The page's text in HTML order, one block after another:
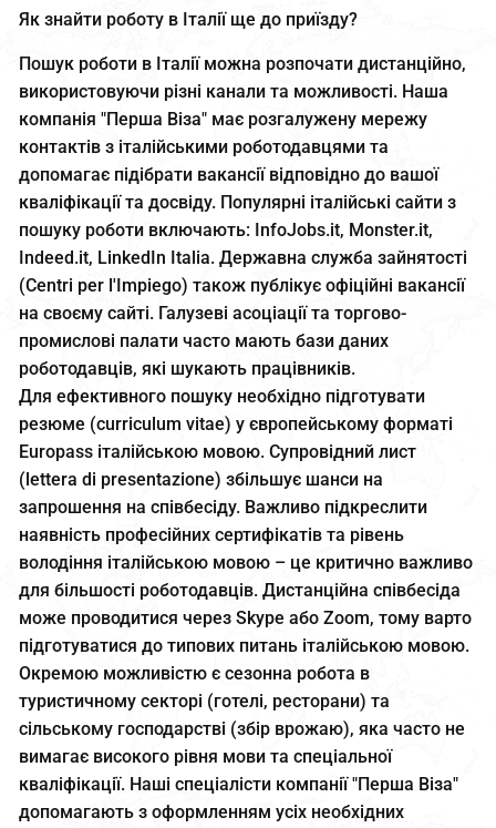
Як знайти роботу в Італії ще до приїзду?
Пошук роботи в Італії можна розпочати дистанційно,
використовуючи різні канали та можливості. Наша
компанія "Перша Віза" має розгалужену мережу
контактів з італійськими роботодавцями та
допомагає підібрати вакансії відповідно до вашої
кваліфікації та досвіду. Популярні італійські сайти з
пошуку роботи включають: InfoJobs.it, Monster.it,
Indeed.it, LinkedIn Italia. Державна служба зайнятості
(Centri per l'Impiego) також публікує офіційні вакансії
на своєму сайті. Галузеві асоціації та торгово-
промислові палати часто мають бази даних
роботодавців, які шукають працівників.
Для ефективного пошуку необхідно підготувати
резюме (curriculum vitae) у європейському форматі
Europass італійською мовою. Супровідний лист
(lettera di presentazione) збільшує шанси на
запрошення на співбесіду. Важливо підкреслити
наявність професійних сертифікатів та рівень
володіння італійською мовою – це критично важливо
для більшості роботодавців. Дистанційна співбесіда
може проводитися через Skype або Zoom, тому варто
підготуватися до типових питань італійською мовою.
Окремою можливістю є сезонна робота в
туристичному секторі (готелі, ресторани) та
сільському господарстві (збір врожаю), яка часто не
вимагає високого рівня мови та спеціальної
кваліфікації. Наші спеціалісти компанії "Перша Віза"
допомагають з оформленням усіх необхідних